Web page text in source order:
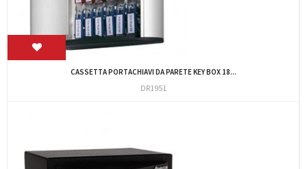
CASSETTA PORTACHIAVI DA PARETE KEY BOX 18...
DR1951